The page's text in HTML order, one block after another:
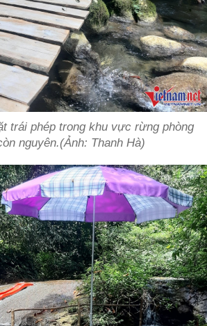
trái phép trong khu vực rừng phòng
nguyên.(Ảnh: Thanh Hà)